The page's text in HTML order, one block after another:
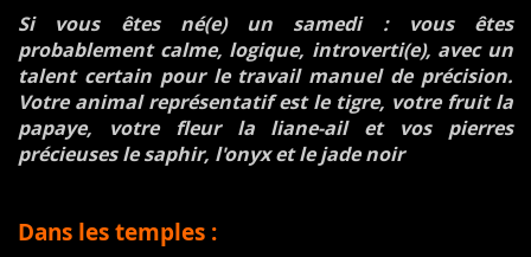
Si vous êtes né(e) un samedi : vous êtes
probablement calme, logique, introverti(e), avec un
talent certain pour le travail manuel de précision.
Votre animal représentatif est le tigre, votre fruit la
papaye, votre fleur la liane-ail et vos pierres
précieuses le saphir, l'onyx et le jade noir
Dans les temples :